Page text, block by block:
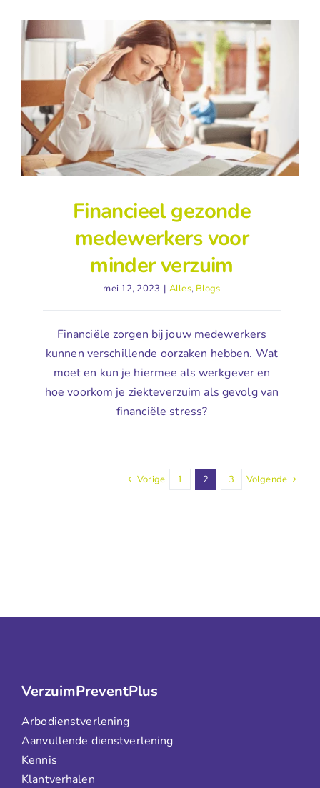
Financieel gezonde
medewerkers voor
minder verzuim
mei 12, 2023 | Alles, Blogs
Financiële zorgen bij jouw medewerkers
kunnen verschillende oorzaken hebben. Wat
moet en kun je hiermee als werkgever en
hoe voorkom je ziekteverzuim als gevolg van
financiële stress?
Vorige 1 2 3 Volgende
VerzuimPreventPlus
Arbodienstverlening
Aanvullende dienstverlening
Kennis
Klantverhalen